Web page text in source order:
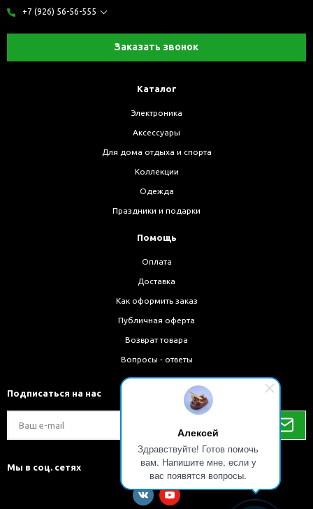
Алексей
Здравствуйте! Готов помочь
вам. Напишите мне, если у
вас появятся вопросы.
+7 (926) 56-56-555
Заказать звонок
Каталог
Электроника
Аксессуары
Для дома отдыха и спорта
Коллекции
Одежда
Праздники и подарки
Помощь
Оплата
Доставка
Как оформить заказ
Публичная оферта
Возврат товара
Вопросы - ответы
Подписаться на нас
Мы в соц. сетях